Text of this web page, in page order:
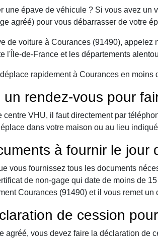
une épave de véhicule ? Si vous avez
agréé) pour vous débarrasser de votre
de voiture à Courances (91490),
l'Île-de-France et les départements
rapidement à Courances en
rendez-vous pour
centre VHU, il faut directement par
dans votre maison ou au lieu
à fournir le jour
vous fournissez tous les documents
de non-gage qui date de moins de
Courances (91490) et il vous remet un
de cession
agréé, vous devez faire la déclaration de